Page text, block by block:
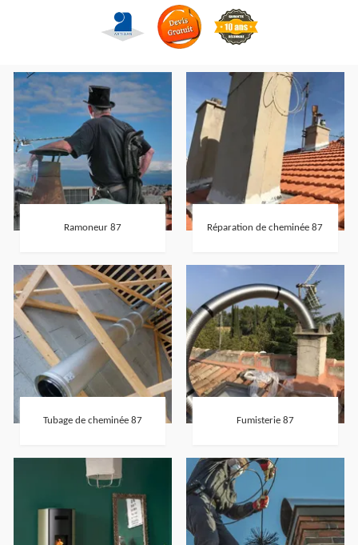
Ramoneur 87 Réparation de cheminée 87
Tubage de cheminée 87 Fumisterie 87